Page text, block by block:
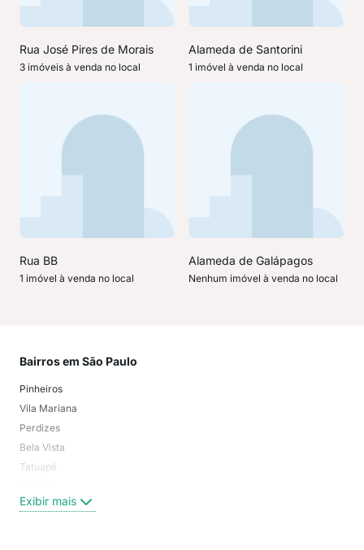
Rua José Pires de Morais
3 imóveis à venda no local
Alameda de Santorini
1 imóvel à venda no local
Rua BB
1 imóvel à venda no local
Alameda de Galápagos
Nenhum imóvel à venda no local
Bairros em São Paulo
Pinheiros
Vila Mariana
Perdizes
Bela Vista
Tatuapé
Centro
Exibir mais